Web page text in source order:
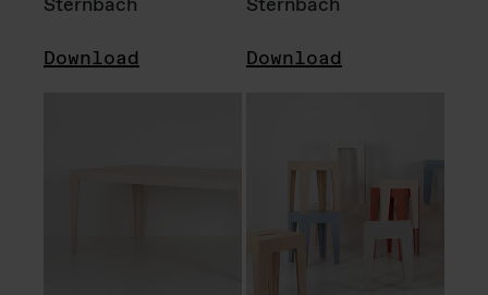
Download Download